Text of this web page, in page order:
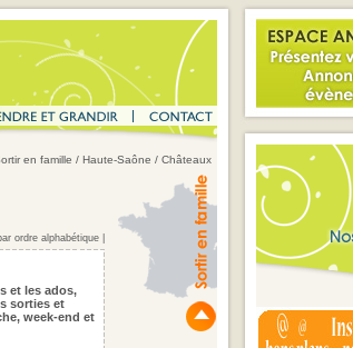
en famille / Haute-Saône / Châteaux
ordre alphabétique
et les ados,
sorties et
week-end et